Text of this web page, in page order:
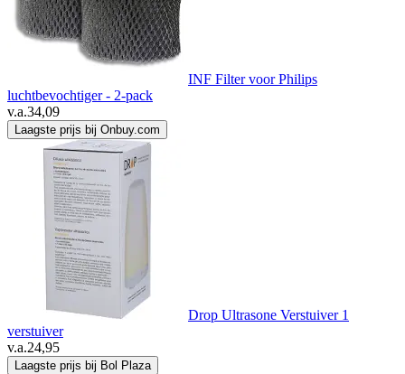
INF Filter voor Philips
luchtbevochtiger - 2-pack
v.a.34,09
Laagste prijs bij Onbuy.com
Drop Ultrasone Verstuiver 1
verstuiver
v.a.24,95
Laagste prijs bij Bol Plaza